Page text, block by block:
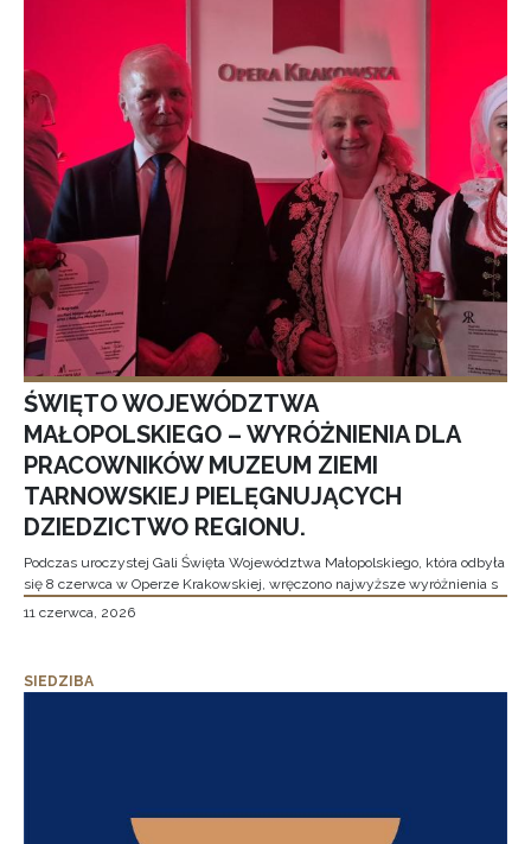
ŚWIĘTO WOJEWÓDZTWA
MAŁOPOLSKIEGO – WYRÓŻNIENIA DLA
PRACOWNIKÓW MUZEUM ZIEMI
TARNOWSKIEJ PIELĘGNUJĄCYCH
DZIEDZICTWO REGIONU.
Podczas uroczystej Gali Święta Województwa Małopolskiego, która odbyła
się 8 czerwca w Operze Krakowskiej, wręczono najwyższe wyróżnienia s
11 czerwca, 2026
SIEDZIBA